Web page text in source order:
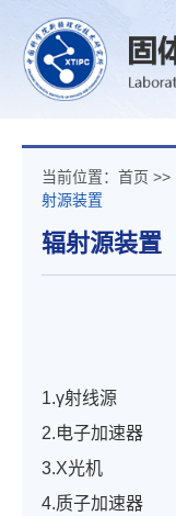
当前位置： 首页 >>
射源装置
辐射源装置
1.γ射线源
2.电子加速器
3.X光机
4.质子加速器